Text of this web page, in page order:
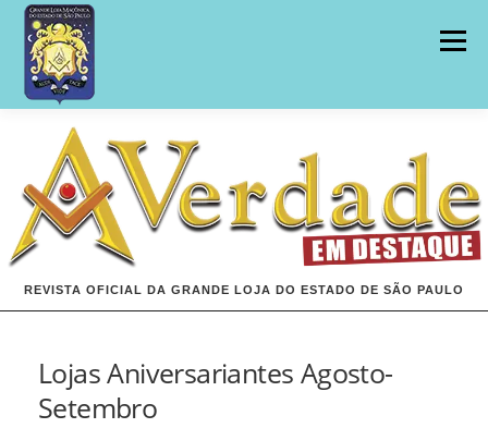
Pular
conteúdo
Menu
INÍCIO EDIÇÕES
REVISTA OFICIAL DA GRANDE LOJA DO ESTADO DE SÃO PAULO
Lojas Aniversariantes Agosto-
Setembro